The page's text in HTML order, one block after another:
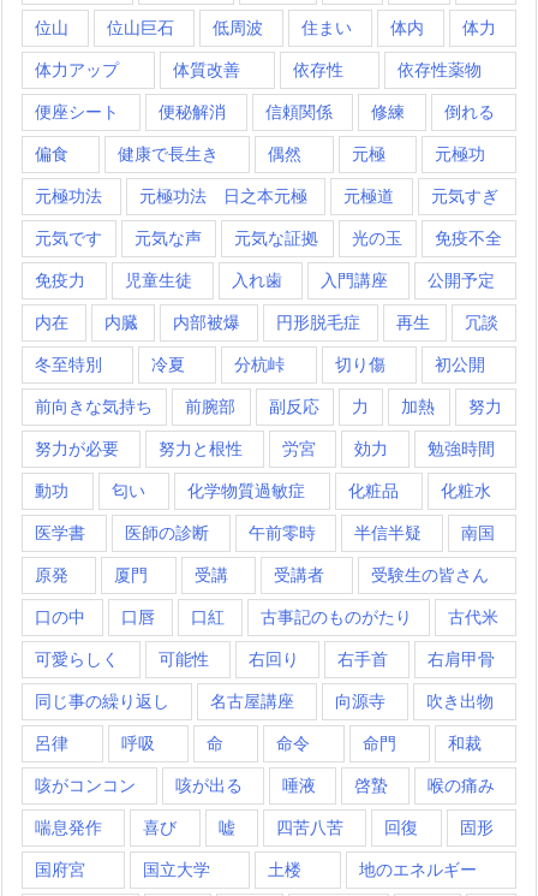
位山 位山巨石 低周波 住まい 体内 体力
体力アップ 体質改善 依存性 依存性薬物
便座シート 便秘解消 信頼関係 修練 倒れる
偏食 健康で長生き 偶然 元極 元極功
元極功法 元極功法 日之本元極 元極道 元気すぎ
元気です 元気な声 元気な証拠 光の玉 免疫不全
免疫力 児童生徒 入れ歯 入門講座 公開予定
内在 内臓 内部被爆 円形脱毛症 再生 冗談
冬至特別 冷夏 分杭峠 切り傷 初公開
前向きな気持ち 前腕部 副反応 力 加熱 努力
努力が必要 努力と根性 労宮 効力 勉強時間
動功 匂い 化学物質過敏症 化粧品 化粧水
医学書 医師の診断 午前零時 半信半疑 南国
原発 厦門 受講 受講者 受験生の皆さん
口の中 口唇 口紅 古事記のものがたり 古代米
可愛らしく 可能性 右回り 右手首 右肩甲骨
同じ事の繰り返し 名古屋講座 向源寺 吹き出物
呂律 呼吸 命 命令 命門 和裁
咳がコンコン 咳が出る 唾液 啓蟄 喉の痛み
喘息発作 喜び 嘘 四苦八苦 回復 固形
国府宮 国立大学 土楼 地のエネルギー